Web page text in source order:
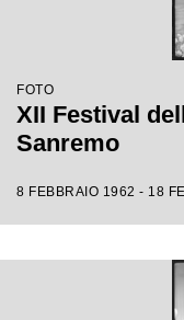
FOTO
XII Festival
Sanremo
8 FEBBRAIO 1962 - 18